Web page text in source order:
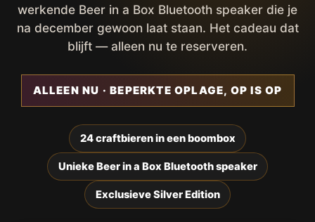
werkende Beer in a Box Bluetooth speaker die je
na december gewoon laat staan. Het cadeau dat
blijft — alleen nu te reserveren.
ALLEEN NU · BEPERKTE OPLAGE, OP IS OP
24 craftbieren in een boombox
Unieke Beer in a Box Bluetooth speaker
Exclusieve Silver Edition